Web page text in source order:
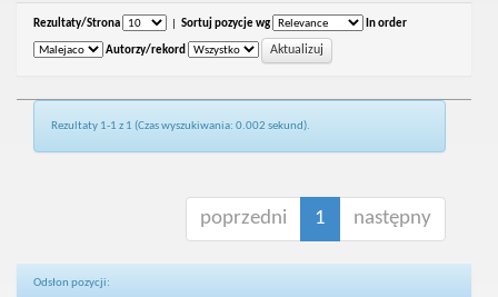
Rezultaty/Strona Sortuj pozycje wg In order
Autorzy/rekord
Rezultaty 1-1 z 1 (Czas wyszukiwania: 0.002 sekund).
poprzedni 1 następny
Odsłon pozycji: